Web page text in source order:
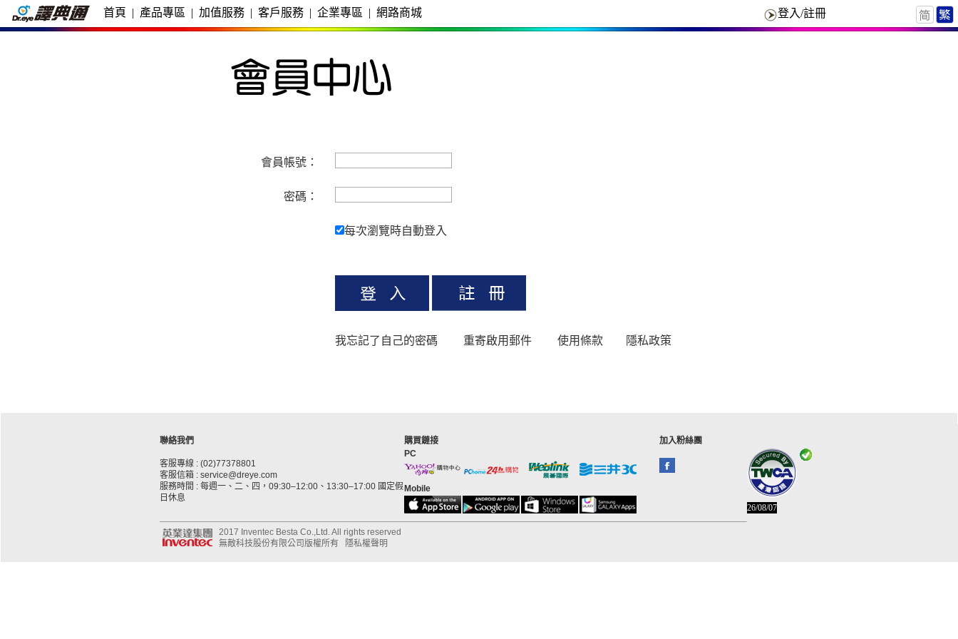
首頁 | 產品專區 | 加值服務 | 客戶服務 | 企業專區 | 網路商城 登入/註冊
會員帳號：
密碼：
每次瀏覽時自動登入
我忘記了自己的密碼 重寄啟用郵件 使用條款 隱私政策
聯絡我們
客服專線 : (02)77378801
客服信箱 : service@dreye.com
服務時間 : 每週一、二、四，09:30–12:00、13:30–17:00 國定假
日休息
購買鏈接
PC
Mobile
加入粉絲團
26/08/07
2017 Inventec Besta Co.,Ltd. All rights reserved
無敵科技股份有限公司版權所有
隱私權聲明